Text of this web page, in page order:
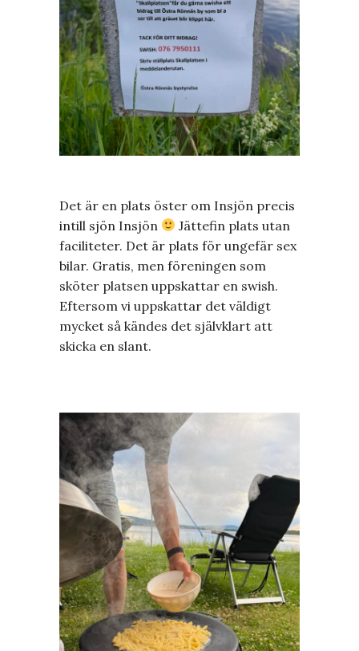
Det är en plats öster om Insjön precis
intill sjön Insjön
Jättefin plats utan
faciliteter. Det är plats för ungefär sex
bilar. Gratis, men föreningen som
sköter platsen uppskattar en swish.
Eftersom vi uppskattar det väldigt
mycket så kändes det självklart att
skicka en slant.